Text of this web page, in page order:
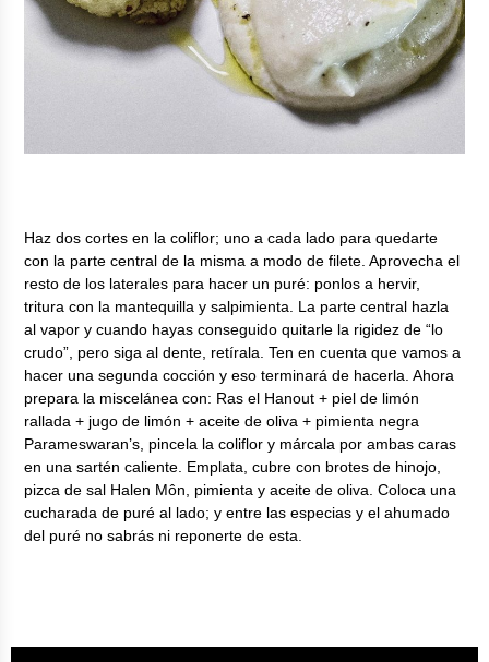
Haz dos cortes en la coliflor; uno a cada lado para quedarte
con la parte central de la misma a modo de filete. Aprovecha el
resto de los laterales para hacer un puré: ponlos a hervir,
tritura con la mantequilla y salpimienta. La parte central hazla
al vapor y cuando hayas conseguido quitarle la rigidez de “lo
crudo”, pero siga al dente, retírala. Ten en cuenta que vamos a
hacer una segunda cocción y eso terminará de hacerla. Ahora
prepara la miscelánea con: Ras el Hanout + piel de limón
rallada + jugo de limón + aceite de oliva + pimienta negra
Parameswaran’s, pincela la coliflor y márcala por ambas caras
en una sartén caliente. Emplata, cubre con brotes de hinojo,
pizca de sal Halen Môn, pimienta y aceite de oliva. Coloca una
cucharada de puré al lado; y entre las especias y el ahumado
del puré no sabrás ni reponerte de esta.